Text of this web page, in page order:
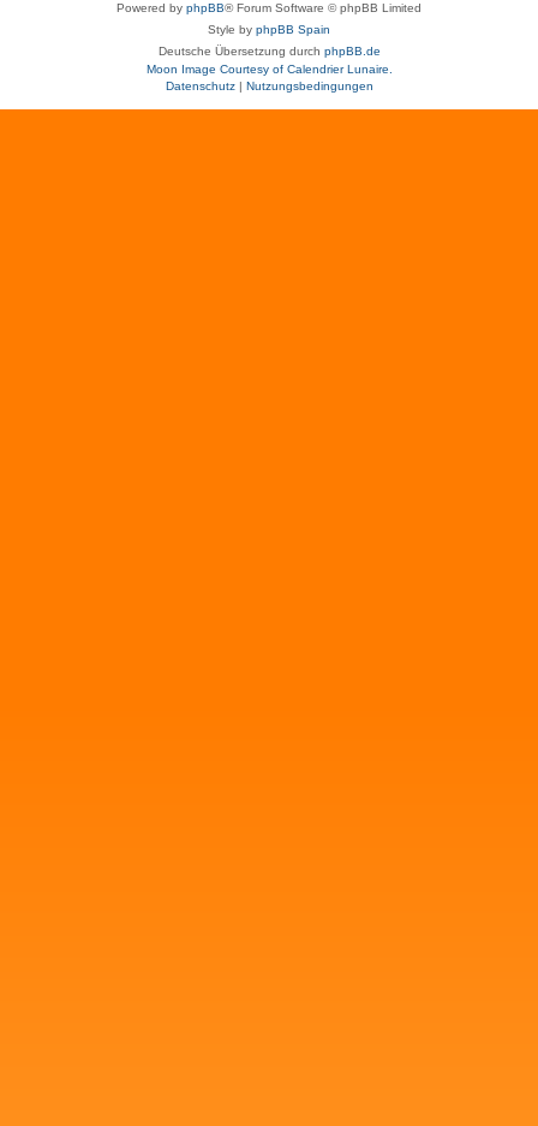
Powered by phpBB® Forum Software © phpBB Limited
Style by phpBB Spain
Deutsche Übersetzung durch phpBB.de
Moon Image Courtesy of Calendrier Lunaire.
Datenschutz| Nutzungsbedingungen